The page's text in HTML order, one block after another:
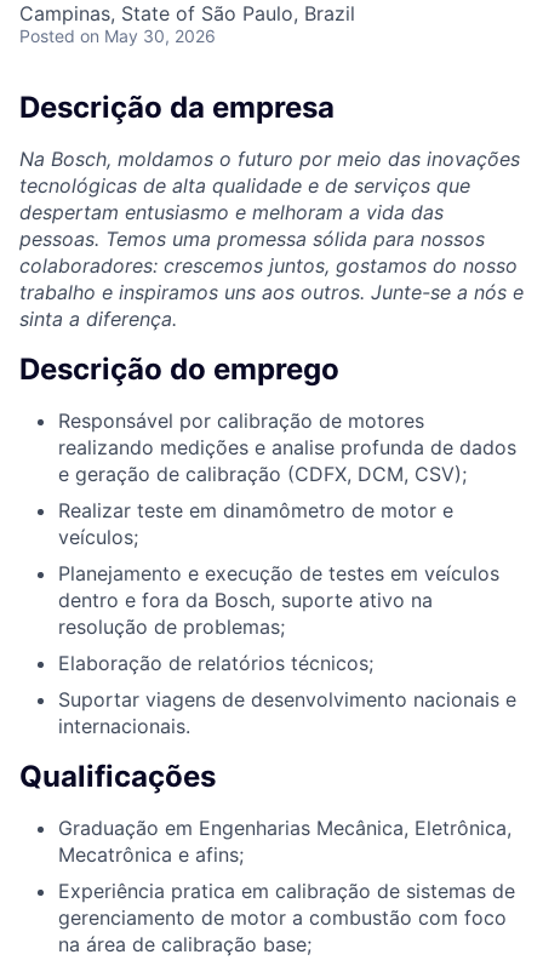
Campinas, State of São Paulo, Brazil
Posted on May 30, 2026
Descrição da empresa
Na Bosch, moldamos o futuro por meio das inovações
tecnológicas de alta qualidade e de serviços que
despertam entusiasmo e melhoram a vida das
pessoas. Temos uma promessa sólida para nossos
colaboradores: crescemos juntos, gostamos do nosso
trabalho e inspiramos uns aos outros. Junte-se a nós e
sinta a diferença.
Descrição do emprego
Responsável por calibração de motores
realizando medições e analise profunda de dados
e geração de calibração (CDFX, DCM, CSV);
Realizar teste em dinamômetro de motor e
veículos;
Planejamento e execução de testes em veículos
dentro e fora da Bosch, suporte ativo na
resolução de problemas;
Elaboração de relatórios técnicos;
Suportar viagens de desenvolvimento nacionais e
internacionais.
Qualificações
Graduação em Engenharias Mecânica, Eletrônica,
Mecatrônica e afins;
Experiência pratica em calibração de sistemas de
gerenciamento de motor a combustão com foco
na área de calibração base;